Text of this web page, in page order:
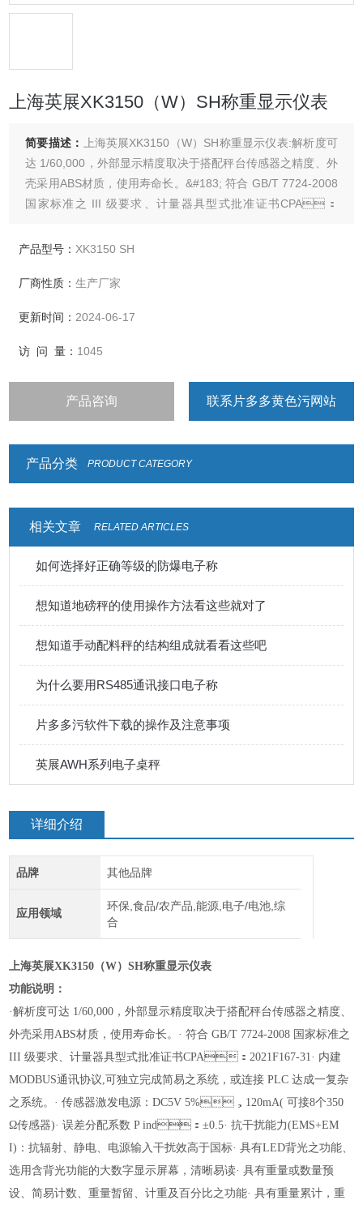
上海英展XK3150（W）SH称重显示仪表
简要描述：
上海英展XK3150（W）SH称重显示仪表:解析度可
达 1/60,000，外部显示精度取决于搭配秤台传感器之精度、外
壳采用ABS材质，使用寿命长。&#183; 符合 GB/T 7724-2008
国家标准之 III 级要求、计量器具型式批准证书CPA：
易之系统，或连接 PLC 达成一复杂系统。&#183; 传感器激发
产品型号： XK3150 SH
厂商性质：生产厂家
更新时间： 2024-06-17
访 问 量： 1045
产品咨询 联系片多多黄色污网站
产品分类 PRODUCT CATEGORY
相关文章 RELATED ARTICLES
如何选择好正确等级的防爆电子称
想知道地磅秤的使用操作方法看这些就对了
想知道手动配料秤的结构组成就看看这些吧
为什么要用RS485通讯接口电子称
片多多污软件下载的操作及注意事项
英展AWH系列电子桌秤
详细介绍
品牌 其他品牌
应用领域
环保,食品/农产品,能源,电子/电池,综
合
上海英展XK3150 （W）SH称重显示仪表
功能说明：
·解析度可达 1/60,000，外部显示精度取决于搭配秤台传感器之精度、
外壳采用ABS材质，使用寿命长。 · 符合 GB/T 7724-2008 国家标准之
III 级要求、计量器具型式批准证书CPA：2021F167-31· 内建
MODBUS通讯协议,可独立完成简易之系统，或连接 PLC 达成一复杂
之系统。 · 传感器激发电源：DC5V 5%，120mA( 可接8个350
Ω传感器)· 误差分配系数 P ind：±0.5· 抗干扰能力(EMS+EM
I)：抗辐射、静电、电源输入干扰效高于国标· 具有LED背光之功能、
选用含背光功能的大数字显示屏幕，清晰易读· 具有重量或数量预
设、简易计数、重量暂留、计重及百分比之功能· 具有重量累计，重